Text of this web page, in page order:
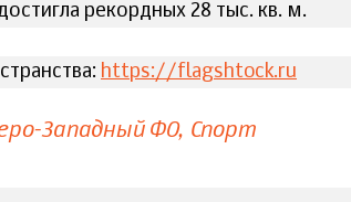
рекордных 28 тыс. кв. м.
https://flagshtock.ru
Западный ФО Спорт